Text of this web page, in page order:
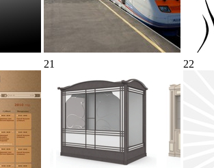
21 22